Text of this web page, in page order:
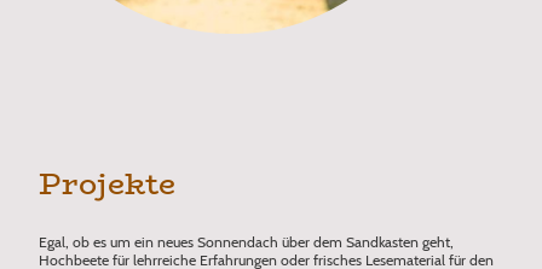
Projekte
Egal, ob es um ein neues Sonnendach über dem Sandkasten geht,
Hochbeete für lehrreiche Erfahrungen oder frisches Lesematerial für den